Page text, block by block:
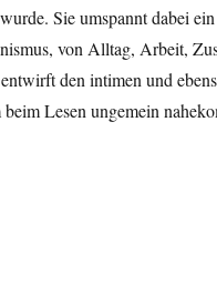
Sie umspannt dabei
von Alltag, Arbeit,
den intimen und
Lesen ungemein